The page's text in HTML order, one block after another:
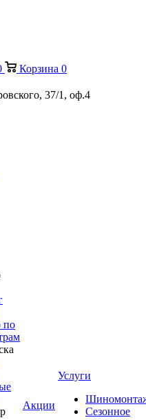
Корзина 0
37/1, оф.4
по
Акции
Услуги
Сезонное